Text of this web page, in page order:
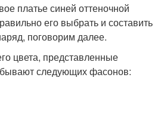
платье синей оттеночной
его выбрать и составить
поговорим далее.
цвета, представленные
следующих фасонов: